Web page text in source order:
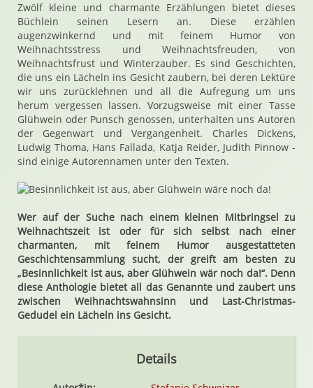
Zwölf kleine und charmante Erzählungen bietet dieses
Büchlein seinen Lesern an. Diese erzählen
augenzwinkernd und mit feinem Humor von
Weihnachtsstress und Weihnachtsfreuden, von
Weihnachtsfrust und Winterzauber. Es sind Geschichten,
die uns ein Lächeln ins Gesicht zaubern, bei deren Lektüre
wir uns zurücklehnen und all die Aufregung um uns
herum vergessen lassen. Vorzugsweise mit einer Tasse
Glühwein oder Punsch genossen, unterhalten uns Autoren
der Gegenwart und Vergangenheit. Charles Dickens,
Ludwig Thoma, Hans Fallada, Katja Reider, Judith Pinnow -
sind einige Autorennamen unter den Texten.
Wer auf der Suche nach einem kleinen Mitbringsel zu
Weihnachtszeit ist oder für sich selbst nach einer
charmanten, mit feinem Humor ausgestatteten
Geschichtensammlung sucht, der greift am besten zu
„Besinnlichkeit ist aus, aber Glühwein wär noch da!“. Denn
diese Anthologie bietet all das Genannte und zaubert uns
zwischen Weihnachtswahnsinn und Last-Christmas-
Gedudel ein Lächeln ins Gesicht.
Details